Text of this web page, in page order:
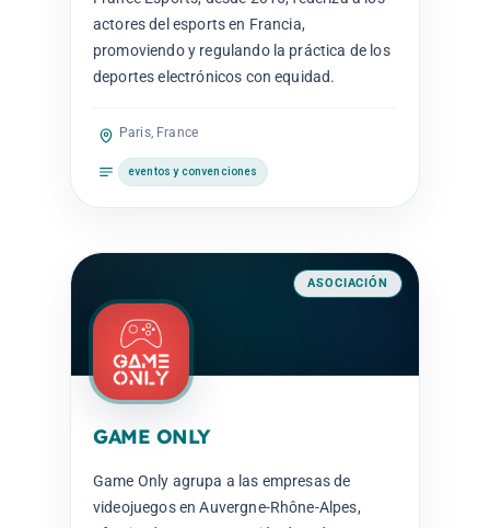
actores del esports en Francia,
promoviendo y regulando la práctica de los
deportes electrónicos con equidad.
Paris, France
eventos y convenciones
ASOCIACIÓN
GAME ONLY
Game Only agrupa a las empresas de
videojuegos en Auvergne-Rhône-Alpes,